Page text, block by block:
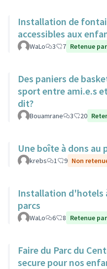
Installation de
accessibles aux
WaLo 3 7 Retenue
Des paniers de
sport entre ami.e.s
dit?
Bouamrane 3 20
Une boîte à dons au
krebs 1 9 Non
Installation d'hotels
parcs
WaLo 6 8 Retenue
Faire du Parc du
secure pour nos